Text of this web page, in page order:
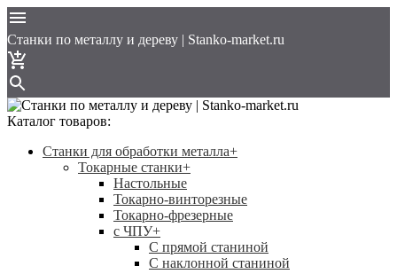
Cтанки по металлу и дереву | Stanko-market.ru
Каталог товаров:
Станки для обработки металла+
Токарные станки+
Настольные
Токарно-винторезные
Токарно-фрезерные
с ЧПУ+
С прямой станиной
C наклонной станиной